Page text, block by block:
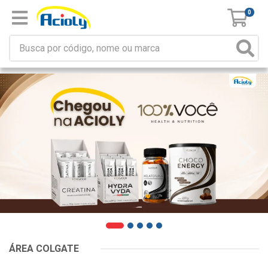
0
ÁREA COLGATE